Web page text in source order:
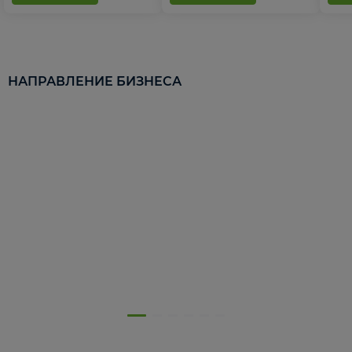
НАПРАВЛЕНИЕ БИЗНЕСА